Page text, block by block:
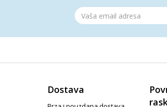
Dostava